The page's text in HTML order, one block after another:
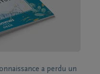
a perdu un